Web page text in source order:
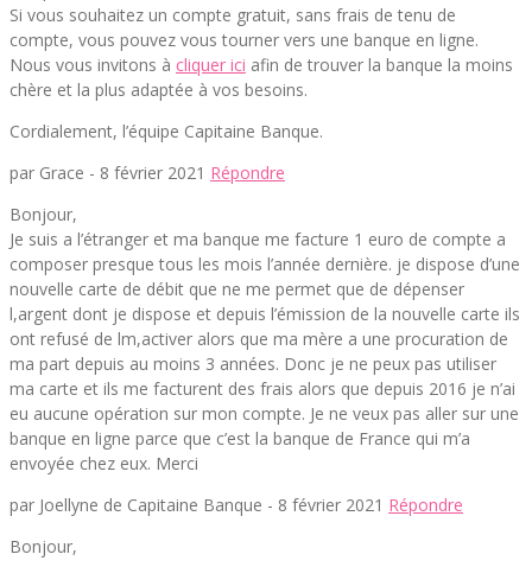
Si vous souhaitez un compte gratuit, sans frais de tenu de
compte, vous pouvez vous tourner vers une banque en ligne.
Nous vous invitons à cliquer ici afin de trouver la banque la moins
chère et la plus adaptée à vos besoins.
Cordialement, l’équipe Capitaine Banque.
par Grace - 8 février 2021 Répondre
Bonjour,
Je suis a l’étranger et ma banque me facture 1 euro de compte a
composer presque tous les mois l’année dernière. je dispose d’une
nouvelle carte de débit que ne me permet que de dépenser
l,argent dont je dispose et depuis l’émission de la nouvelle carte ils
ont refusé de lm,activer alors que ma mère a une procuration de
ma part depuis au moins 3 années. Donc je ne peux pas utiliser
ma carte et ils me facturent des frais alors que depuis 2016 je n’ai
eu aucune opération sur mon compte. Je ne veux pas aller sur une
banque en ligne parce que c’est la banque de France qui m’a
envoyée chez eux. Merci
par Joellyne de Capitaine Banque - 8 février 2021 Répondre
Bonjour,